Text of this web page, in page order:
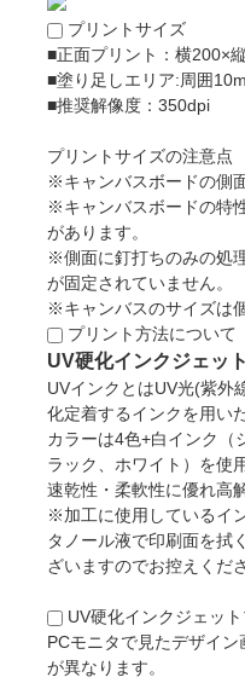
プリントサイズ
■正面プリント：横200×
■塗り足しエリア:周囲
■推奨解像度：350dpi
プリントサイズの注意点
※キャンバスボードの側
※キャンバスボードの特
があります。
※側面に釘打ちのみの処
が固定されていません。
※キャンバスのサイズは
プリント方法について
UV硬化インクジェッ
UVインクとはUV光(紫外
化定着するインクを用い
カラーは4色+白インク（
ラック、ホワイト）を使
速乾性・柔軟性に優れ高
※加工に使用しているイ
タノール液で印刷面を拭
ざいますのでお控えくだ
UV硬化インクジェッ
PCモニタで見たデザイ
が異なります。